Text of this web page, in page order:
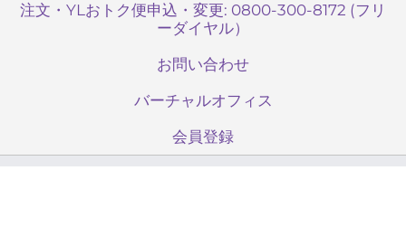
注文・YLおトク便申込・変更: 0800-300-8172 (フリ
ーダイヤル）
お問い合わせ
バーチャルオフィス
会員登録